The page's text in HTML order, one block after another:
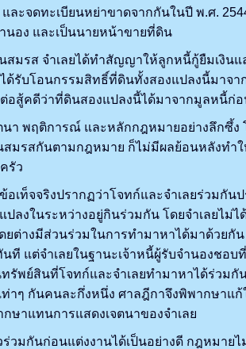
ะจดทะเบียนหย่าขาดจากกันในปี พ.ศ.
นอง และเป็นนายหน้าขายที่ดิน
ส จำเลยได้ทำสัญญาให้ลูกหนี้กู้ยืมเงินแล
ด้รับโอนกรรมสิทธิ์ที่ดินทั้งสองแปลงนี้มา
สู้คดีว่าที่ดินสองแปลงนี้ได้มาจากมูลหนี้ก่อ
ฤติการณ์ และหลักกฎหมายอย่างลึกซึ้ง โ
มรสกันตามกฎหมาย ก็ไม่มีผลย้อนหลังทำ
รัว
จจริงปรากฏว่าโจทก์และจำเลยร่วมกัน
งในระหว่างอยู่กินร่วมกัน โดยจำเลยไม่
ต่างมีส่วนร่วมในการทำมาหาได้มาด้วย
แต่จำเลยในฐานะเจ้าหนี้ผู้รับจำนองชอ
พย์สินที่โจทก์และจำเลยทำมาหาได้ร่วม
ๆ กันคนละกึ่งหนึ่ง ศาลฎีกาจึงพิพากษาแ
ษาแทนการแสดงเจตนาของจำเลย
นก่อนแต่งงานได้เป็นอย่างดี กฎหมายไ